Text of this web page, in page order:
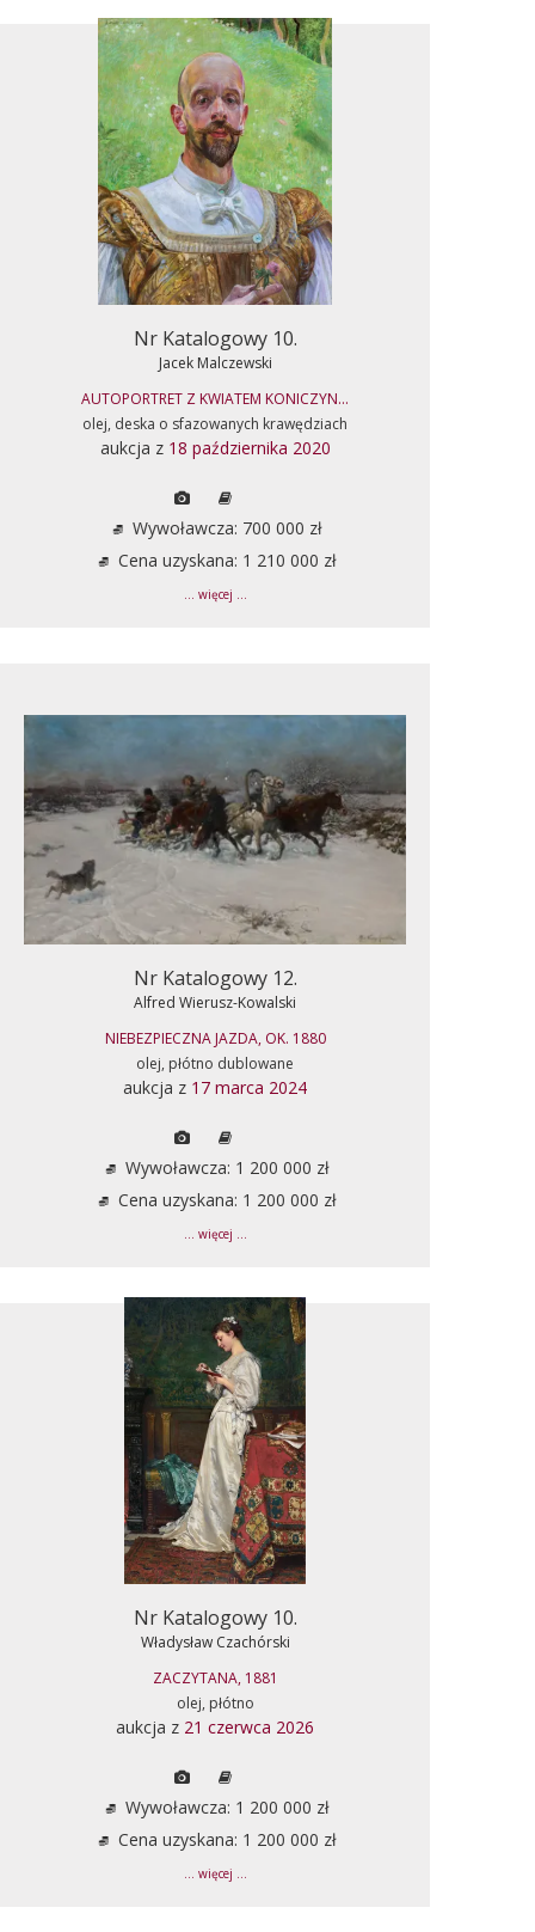
Nr Katalogowy 10.
Jacek Malczewski
AUTOPORTRET Z KWIATEM KONICZYN...
olej, deska o sfazowanych krawędziach
aukcja z 18 października 2020
Wywoławcza: 700 000 zł
Cena uzyskana: 1 210 000 zł
... więcej ...
Nr Katalogowy 12.
Alfred Wierusz-Kowalski
NIEBEZPIECZNA JAZDA, OK. 1880
olej, płótno dublowane
aukcja z 17 marca 2024
Wywoławcza: 1 200 000 zł
Cena uzyskana: 1 200 000 zł
... więcej ...
Nr Katalogowy 10.
Władysław Czachórski
ZACZYTANA, 1881
olej, płótno
aukcja z 21 czerwca 2026
Wywoławcza: 1 200 000 zł
Cena uzyskana: 1 200 000 zł
... więcej ...